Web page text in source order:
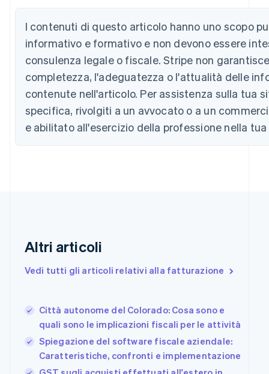
I contenuti di questo articolo hanno uno scopo
informativo e formativo e non devono essere
consulenza legale o fiscale. Stripe non
completezza, l'adeguatezza o l'attualità delle
contenute nell'articolo. Per assistenza sulla tua
specifica, rivolgiti a un avvocato o a un
e abilitato all'esercizio della professione nella
Altri articoli
Vedi tutti gli articoli relativi alla fatturazione
Città autonome del Colorado: Cosa sono e
quali sono le implicazioni fiscali per le attività
Spiegazione del software fiscale aziendale:
Caratteristiche, confronti e implementazione
Austria
Belgio
Nederlands FrançaisDeutschEnglish
Brasile
PortuguêsEnglish
Bulgaria
English
EnglishFrançais
Cina continentale
Emirati Arabi Uniti
English
Estonia
English
English
Francia
FrançaisEnglish
Germania
DeutschEnglish